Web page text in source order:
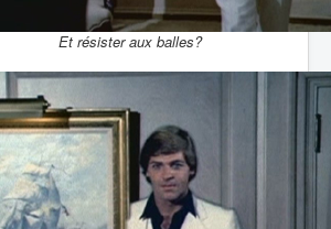
Et résister aux balles?